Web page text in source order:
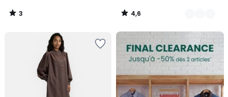
3
/
4,6
/
FINAL
CLEARANCE